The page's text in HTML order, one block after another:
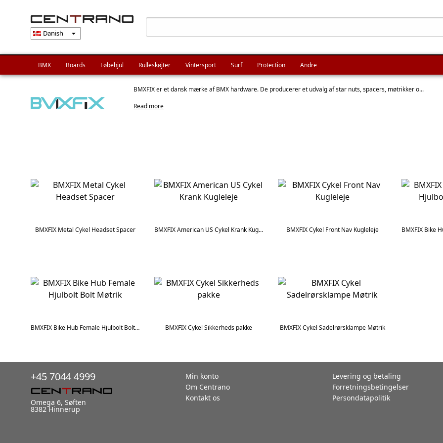
Danish arrow_drop_down
BMX Boards Løbehjul Rulleskøjter Vintersport Surf Protection Andre
BMXFIX er et dansk mærke af BMX hardware. De producerer et udvalg af star nuts, spacers, møtrikker o...
Read more
BMXFIX Metal Cykel Headset Spacer BMXFIX American US Cykel Krank Kugleleje BMXFIX Cykel Front Nav Kugleleje
BMXFIX Bike Hub Female Hjulbolt Bolt Møtrik BMXFIX Cykel Sikkerheds pakke BMXFIX Cykel Sadelrørsklampe Møtrik
+45 7044 4999
Omega 6, Søften
8382 Hinnerup
Min konto
Om Centrano
Kontakt os
Levering og betaling
Forretningsbetingelser
Persondatapolitik